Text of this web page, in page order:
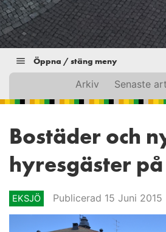
Öppna / stäng meny
Arkiv Senaste
Bostäder och
hyresgäster
EKSJÖ Publicerad 15 Juni 2015